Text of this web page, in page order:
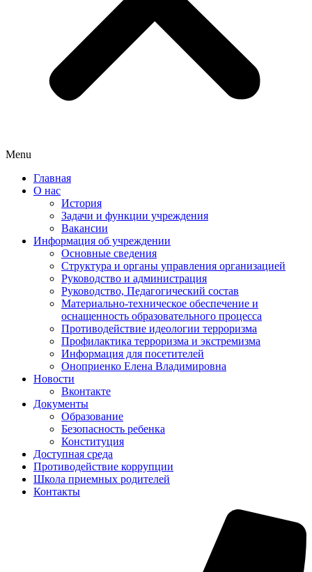
Menu
Главная
О нас
История
Задачи и функции учреждения
Вакансии
Информация об учреждении
Основные сведения
Структура и органы управления организацией
Руководство и администрация
Руководство, Педагогический состав
Материально-техническое обеспечение и
оснащенность образовательного процесса
Противодействие идеологии терроризма
Профилактика терроризма и экстремизма
Информация для посетителей
Оноприенко Елена Владимировна
Новости
Вконтакте
Документы
Образование
Безопасность ребенка
Конституция
Доступная среда
Противодействие коррупции
Школа приемных родителей
Контакты